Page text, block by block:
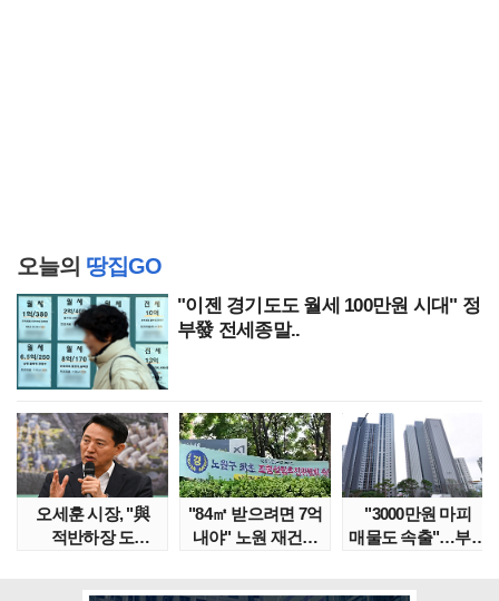
오늘의 땅집GO
"이젠 경기도도 월세 100만원 시대" 정
부發 전세종말..
오세훈 시장, "與
적반하장 도
"84㎡ 받으려면 7억
내야" 노원 재건축
"3000만원 마피
매물도 속출"…부산